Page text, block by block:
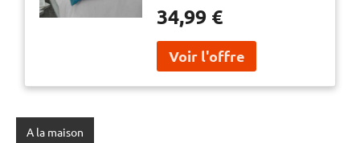
pour changer la couleur
de votre édredon en
fonction de vos envies et
pour en prolonger la
durée de vie.Housse : 15
changer la couleur de votre
envies et pour en prolonger la
durée de vie.
34,99 €
A la maison